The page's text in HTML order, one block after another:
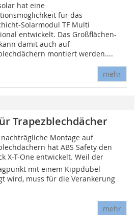
hat eine
für das
Solarmodul TF Multi
entwickelt. Das Großflächen-
damit auch auf
montiert werden....
mehr
Trapezblechdächer
Montage auf
hat ABS Safety den
X-T-One entwickelt. Weil der
mit einem Kippdübel
wird, muss für die Verankerung
mehr